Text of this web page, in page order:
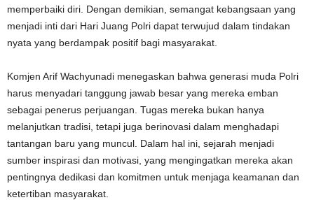
memperbaiki diri. Dengan demikian, semangat kebangsaan yang
menjadi inti dari Hari Juang Polri dapat terwujud dalam tindakan
nyata yang berdampak positif bagi masyarakat.
Komjen Arif Wachyunadi menegaskan bahwa generasi muda Polri
harus menyadari tanggung jawab besar yang mereka emban
sebagai penerus perjuangan. Tugas mereka bukan hanya
melanjutkan tradisi, tetapi juga berinovasi dalam menghadapi
tantangan baru yang muncul. Dalam hal ini, sejarah menjadi
sumber inspirasi dan motivasi, yang mengingatkan mereka akan
pentingnya dedikasi dan komitmen untuk menjaga keamanan dan
ketertiban masyarakat.